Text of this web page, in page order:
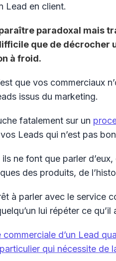
Lead en client.
paradoxal mais
que de décrocher
à froid.
que vos commerciaux
issus du marketing.
fatalement sur un
Leads qui n’est pas
ils ne font que parler
des produits, de
à parler avec le service
lui répéter ce
commerciale d’un Lead
qui nécessite de